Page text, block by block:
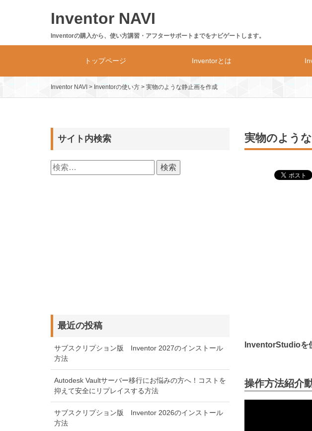
Inventor NAVI
Inventorの購入から、使い方講習・アフターサポートまでをナビゲートします。
トップページ Inventorとは
Inventorの動作環境
製品体系・価格
Inventor NAVI > Inventorの使い方 > 実物のような静止画を作成
実物のよう
InventorStudioを
操作方法紹介
サイト内検索
検
索:
最近の投稿
サブスクリプション版 Inventor 2027のインストール
方法
Autodesk Vaultサーバー移行にお悩みの方へ！コストを
抑えて安全にリプレイスする方法
サブスクリプション版 Inventor 2026のインストール
方法